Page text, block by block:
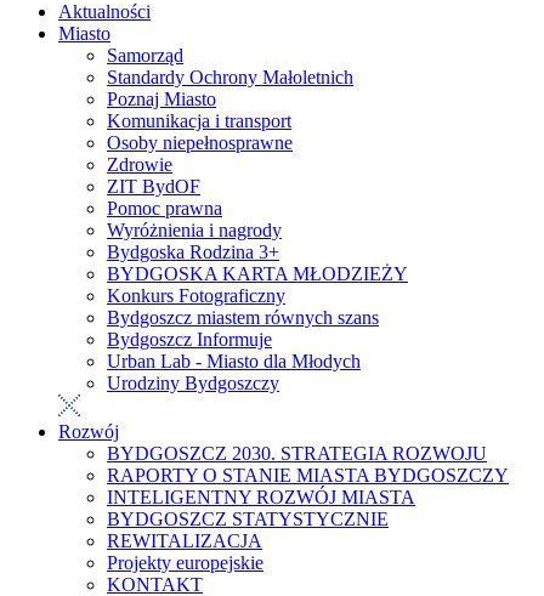
Aktualności
Miasto
Samorząd
Standardy Ochrony Małoletnich
Poznaj Miasto
Komunikacja i transport
Osoby niepełnosprawne
Zdrowie
ZIT BydOF
Pomoc prawna
Wyróżnienia i nagrody
Bydgoska Rodzina 3+
BYDGOSKA KARTA MŁODZIEŻY
Konkurs Fotograficzny
Bydgoszcz miastem równych szans
Bydgoszcz Informuje
Urban Lab - Miasto dla Młodych
Urodziny Bydgoszczy
Rozwój
BYDGOSZCZ 2030. STRATEGIA ROZWOJU
RAPORTY O STANIE MIASTA BYDGOSZCZY
INTELIGENTNY ROZWÓJ MIASTA
BYDGOSZCZ STATYSTYCZNIE
REWITALIZACJA
Projekty europejskie
KONTAKT